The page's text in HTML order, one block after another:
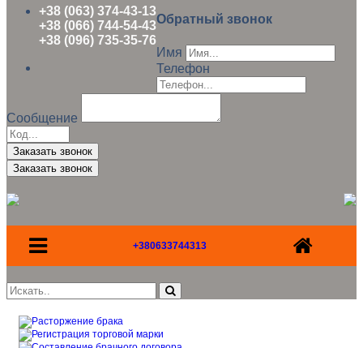
+38 (063) 374-43-13
+38 (066) 744-54-43
+38 (096) 735-35-76
Обратный звонок
Имя
Телефон
Сообщение
Заказать звонок
+380633744313